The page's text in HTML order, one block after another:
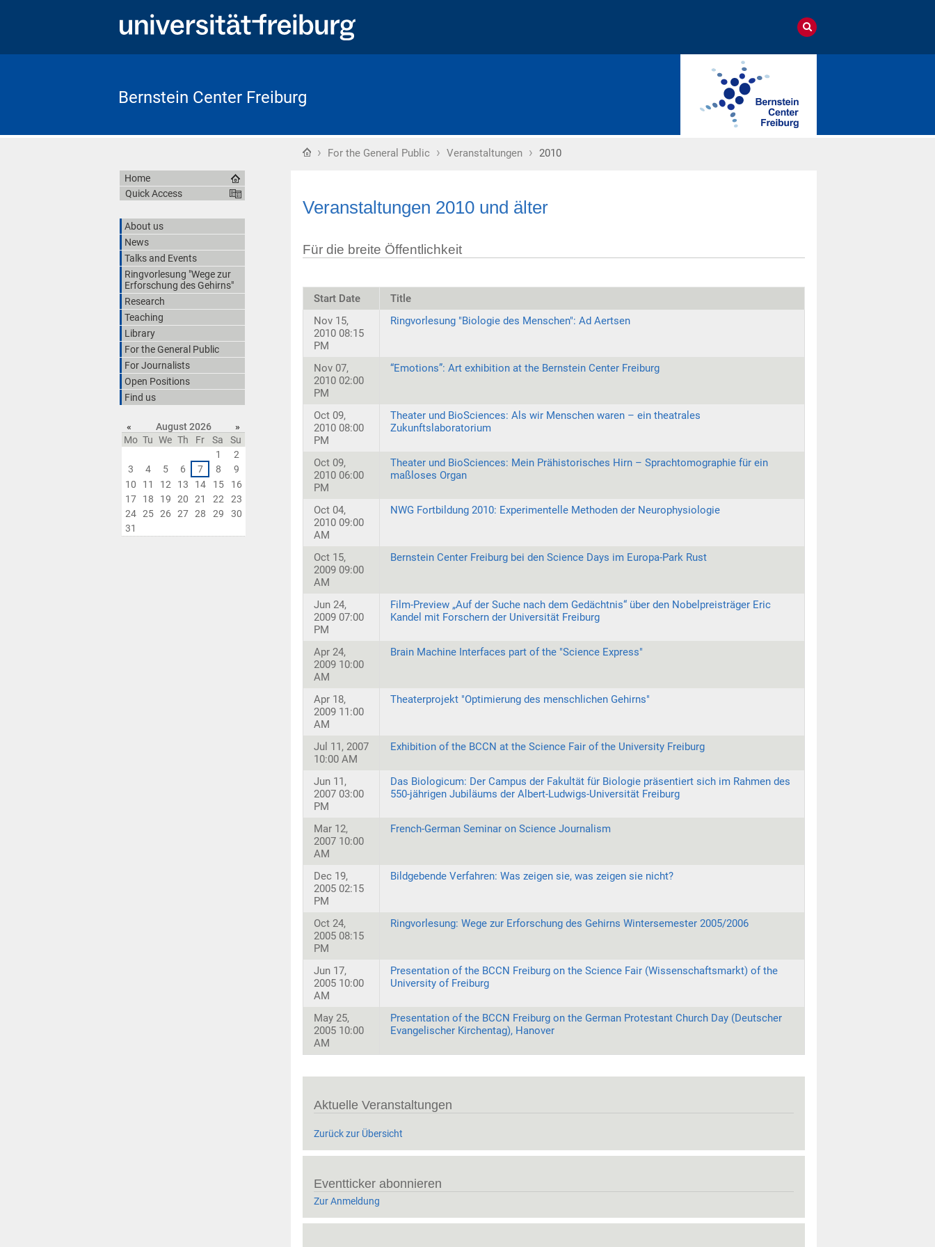
Bernstein Center Freiburg
Home
› For the General Public › Veranstaltungen › 2010
Veranstaltungen 2010 und älter
Für die breite Öffentlichkeit
Start Date
Title
Nov 15,
2010 08:15
PM
Ringvorlesung "Biologie des Menschen": Ad Aertsen
Nov 07,
2010 02:00
PM
“Emotions”: Art exhibition at the Bernstein Center Freiburg
Oct 09,
2010 08:00
PM
Theater und BioSciences: Als wir Menschen waren – ein theatrales
Zukunftslaboratorium
Oct 09,
2010 06:00
PM
Theater und BioSciences: Mein Prähistorisches Hirn – Sprachtomographie für ein
maßloses Organ
Oct 04,
2010 09:00
AM
NWG Fortbildung 2010: Experimentelle Methoden der Neurophysiologie
Oct 15,
2009 09:00
AM
Bernstein Center Freiburg bei den Science Days im Europa-Park Rust
Jun 24,
2009 07:00
PM
Film-Preview „Auf der Suche nach dem Gedächtnis“ über den Nobelpreisträger Eric
Kandel mit Forschern der Universität Freiburg
Apr 24,
2009 10:00
AM
Brain Machine Interfaces part of the "Science Express"
Apr 18,
2009 11:00
AM
Theaterprojekt "Optimierung des menschlichen Gehirns"
Jul 11, 2007
10:00 AM
Exhibition of the BCCN at the Science Fair of the University Freiburg
Jun 11,
2007 03:00
PM
Das Biologicum: Der Campus der Fakultät für Biologie präsentiert sich im Rahmen des
550-jährigen Jubiläums der Albert-Ludwigs-Universität Freiburg
Mar 12,
2007 10:00
AM
French-German Seminar on Science Journalism
Dec 19,
2005 02:15
PM
Bildgebende Verfahren: Was zeigen sie, was zeigen sie nicht?
Oct 24,
2005 08:15
PM
Ringvorlesung: Wege zur Erforschung des Gehirns Wintersemester 2005/2006
Jun 17,
2005 10:00
AM
Presentation of the BCCN Freiburg on the Science Fair (Wissenschaftsmarkt) of the
University of Freiburg
May 25,
2005 10:00
AM
Presentation of the BCCN Freiburg on the German Protestant Church Day (Deutscher
Evangelischer Kirchentag), Hanover
Aktuelle Veranstaltungen
Zurück zur Übersicht
Eventticker abonnieren
Zur Anmeldung
Home
Quick Access
About us
News
Talks and Events
Ringvorlesung "Wege zur
Erforschung des Gehirns"
Research
Teaching
Library
For the General Public
For Journalists
Open Positions
Find us
« August 2026
»
Mo Tu We Th Fr Sa
Su
1
2
3
4 5 6 7 8
9
10
11 12 13 14 15
16
17
18 19 20 21 22
23
24 25 26 27 28 29
30
31